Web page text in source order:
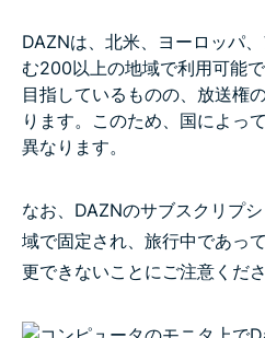
DAZNは、北米、ヨーロッパ
む200以上の地域で利用可能
目指しているものの、放送権
ります。このため、国によっ
異なります。
なお、DAZNのサブスクリプ
域で固定され、旅行中であっ
更できないことにご注意くださ